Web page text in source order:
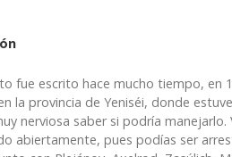
fue escrito hace mucho tiempo, en
la provincia de Yeniséi, donde
nerviosa saber si podría
abiertamente, pues podías ser